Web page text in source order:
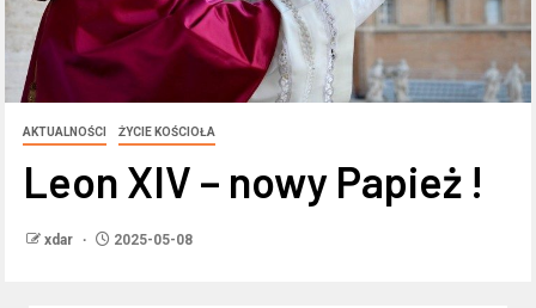
AKTUALNOŚCI ŻYCIE KOŚCIOŁA
Leon XIV – nowy Papież !
xdar 2025-05-08